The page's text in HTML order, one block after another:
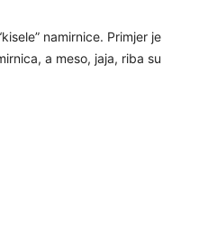
namirnice. Primjer je
a meso, jaja, riba su